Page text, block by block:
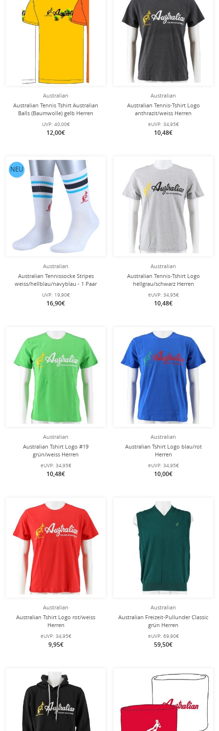
Australian
Australian Tennis Tshirt Australian
Balls (Baumwolle) gelb Herren
UVP: 40,00€
12,00€
Australian
Australian Tennis-Tshirt Logo
anthrazit/weiss Herren
eUVP: 34,95€
10,48€
Australian
Australian Tennissocke Stripes
weiss/hellblau/navyblau - 1 Paar
UVP: 19,90€
16,90€
NEU
Australian
Australian Tennis-Tshirt Logo
hellgrau/schwarz Herren
eUVP: 34,95€
10,48€
Australian
Australian Tshirt Logo #19
grün/weiss Herren
eUVP: 34,95€
10,48€
Australian
Australian Tshirt Logo blau/rot
Herren
eUVP: 34,95€
10,00€
Australian
Australian Tshirt Logo rot/weiss
Herren
eUVP: 34,95€
9,95€
Australian
Australian Freizeit-Pullunder Classic
grün Herren
eUVP: 69,90€
59,50€